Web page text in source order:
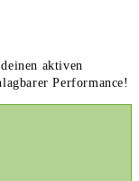
aktiven
Performance!